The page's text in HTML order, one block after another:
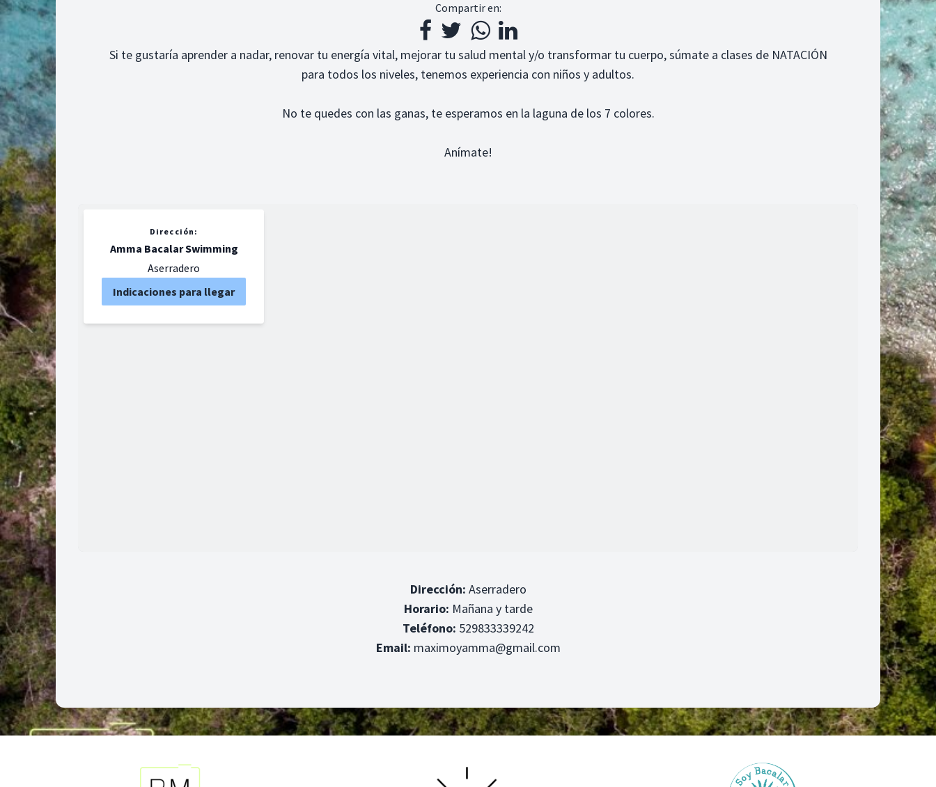
Compartir en:
Si te gustaría aprender a nadar, renovar tu energía vital, mejorar tu salud mental y/o transformar tu cuerpo, súmate a clases de NATACIÓN
para todos los niveles, tenemos experiencia con niños y adultos.
No te quedes con las ganas, te esperamos en la laguna de los 7 colores.
Anímate!
Dirección:
Amma Bacalar Swimming
Aserradero
Indicaciones para llegar
Dirección: Aserradero
Horario: Mañana y tarde
Teléfono: 529833339242
Email: maximoyamma@gmail.com